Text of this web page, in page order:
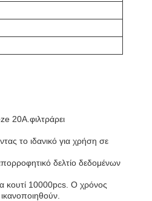
20A.φιλτράρει
το ιδανικό για χρήση σε
δελτίο δεδομένων
κουτί 10000pcs. Ο χρόνος